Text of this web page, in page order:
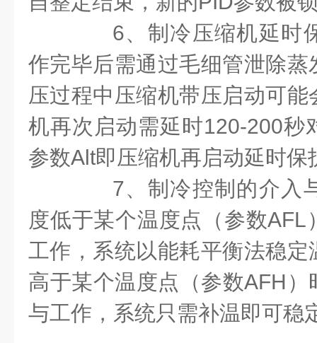
6、制冷压缩机延时
作完毕后需通过毛细管泄除
压过程中压缩机带压启动可
机再次启动需延时120-200秒
参数Alt即压缩机再启动延时保
7、制冷控制的介入
度低于某个温度点（参数AFL
工作，系统以能耗平衡法稳
高于某个温度点（参数AFH
与工作，系统只需补温即可稳